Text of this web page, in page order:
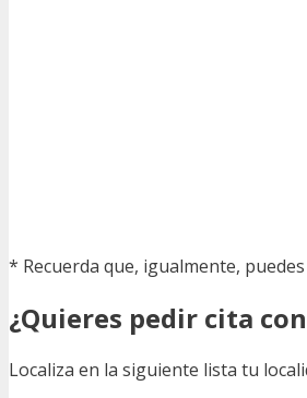
* Recuerda que, igualmente,
¿Quieres pedir cita
Localiza en la siguiente lista tu